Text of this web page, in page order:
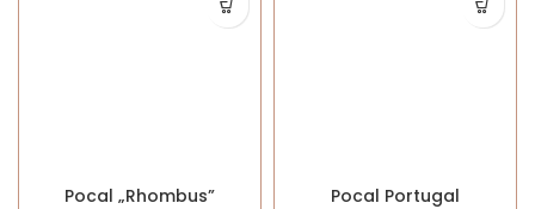
Pocal „Rhombus” Pocal Portugal